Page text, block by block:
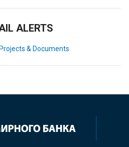
ALERTS
& Documents